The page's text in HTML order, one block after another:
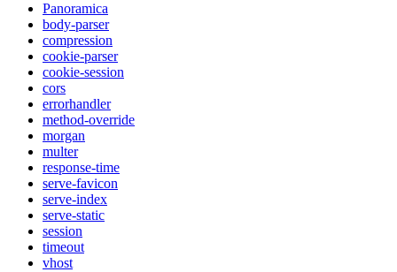
Panoramica
body-parser
compression
cookie-parser
cookie-session
cors
errorhandler
method-override
morgan
multer
response-time
serve-favicon
serve-index
serve-static
session
timeout
vhost